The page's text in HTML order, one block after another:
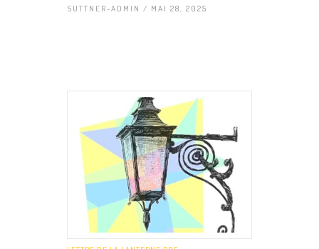
SUTTNER-ADMIN / MAI 28, 2025